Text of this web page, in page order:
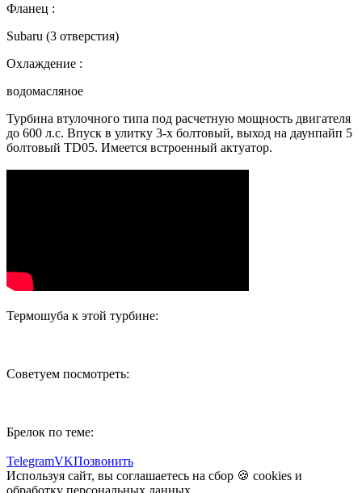
Фланец :
Subaru (3 отверстия)
Охлаждение :
водомасляное
Турбина втулочного типа под расчетную мощность двигателя
до 600 л.с. Впуск в улитку 3-х болтовый, выход на даунпайп 5
болтовый TD05. Имеется встроенный актуатор.
Термошуба к этой турбине:
Советуем посмотреть:
Брелок по теме:
TelegramVKПозвонить
Используя сайт, вы соглашаетесь на сбор 🍪 cookies и
обработку персональных данных